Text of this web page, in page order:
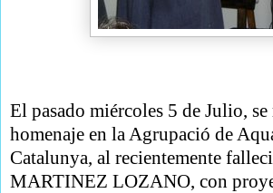
El pasado miércoles 5 de Julio,
homenaje en la Agrupació de
Catalunya, al recientemente
MARTINEZ LOZANO, con